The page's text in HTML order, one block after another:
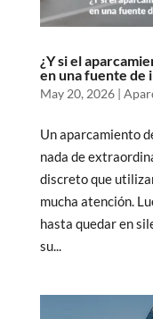
¿Y si el
en una fuente de
May 20, 2026|
Un aparcamiento
nada de
discreto que
mucha atención.
hasta quedar en
su...